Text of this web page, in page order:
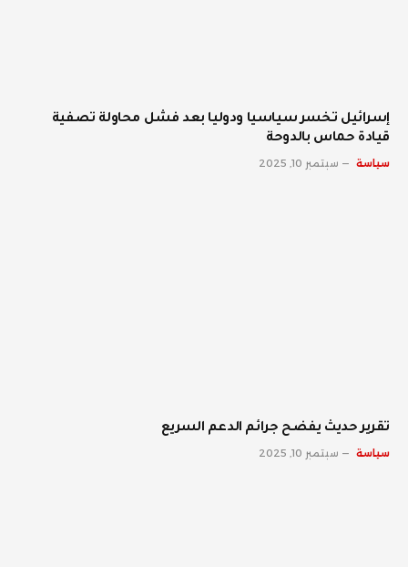
إسرائيل تخسر سياسيا ودوليا بعد فشل محاولة تصفية
قيادة حماس بالدوحة
سياسة سبتمبر 10, 2025
تقرير حديث يفضح جرائم الدعم السريع
سياسة سبتمبر 10, 2025